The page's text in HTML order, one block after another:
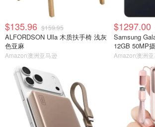
$135.96 $159.95
ALFORDSON Ulla 木质扶手椅 浅灰
色亚麻
Amazon澳洲亚马逊
$1297.00
Samsung
12GB 50MP
Amazon澳洲